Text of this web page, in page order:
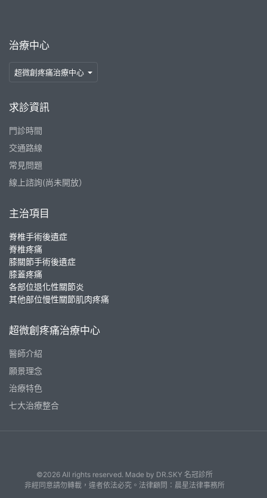
治療中心
超微創疼痛治療中心
求診資訊
門診時間
交通路線
常見問題
線上諮詢(尚未開放）
主治項目
脊椎手術後遺症
脊椎疼痛
膝關節手術後遺症
膝蓋疼痛
各部位退化性關節炎
其他部位慢性關節肌肉疼痛
超微創疼痛治療中心
醫師介紹
願景理念
治療特色
七大治療整合
©2026 All rights reserved. Made by DR.SKY 名冠診所
非經同意請勿轉載，違者依法必究。法律顧問：晨星法律事務所